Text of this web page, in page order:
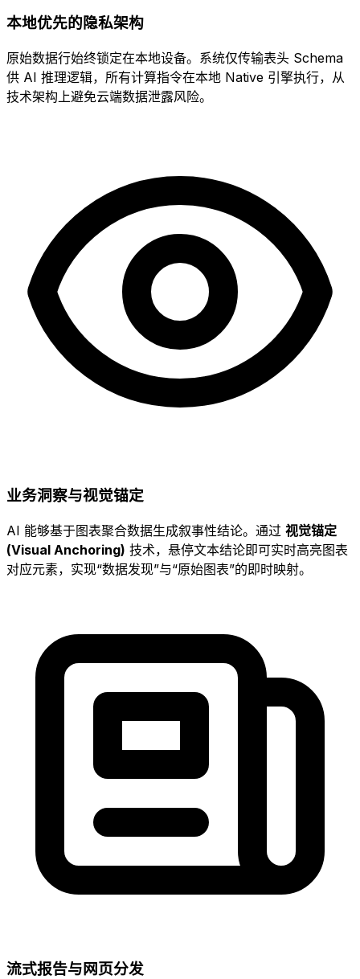
本地优先的隐私架构
原始数据行始终锁定在本地设备。系统仅传输表头 Schema
供 AI 推理逻辑，所有计算指令在本地 Native 引擎执行，从
技术架构上避免云端数据泄露风险。
业务洞察与视觉锚定
AI 能够基于图表聚合数据生成叙事性结论。通过 视觉锚定
(Visual Anchoring) 技术，悬停文本结论即可实时高亮图表
对应元素，实现“数据发现”与“原始图表”的即时映射。
流式报告与网页分发